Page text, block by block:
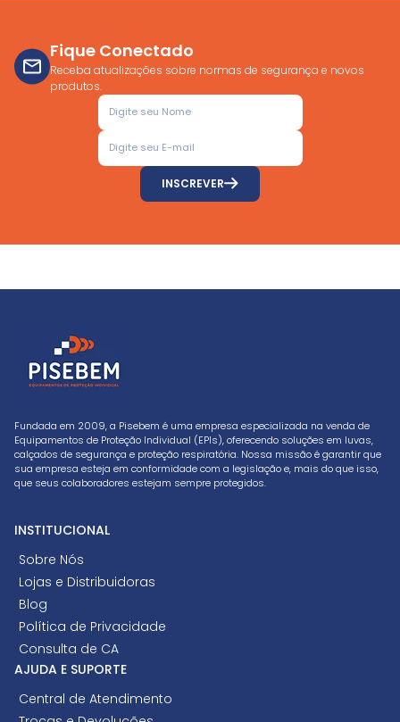
Fique Conectado
Receba atualizações sobre normas de segurança e novos
produtos.
INSCREVER
Fundada em 2009, a Pisebem é uma empresa especializada na venda de
Equipamentos de Proteção Individual (EPIs), oferecendo soluções em luvas,
calçados de segurança e proteção respiratória. Nossa missão é garantir que
sua empresa esteja em conformidade com a legislação e, mais do que isso,
que seus colaboradores estejam sempre protegidos.
INSTITUCIONAL
Sobre Nós
Lojas e Distribuidoras
Blog
Política de Privacidade
Consulta de CA
AJUDA E SUPORTE
Central de Atendimento